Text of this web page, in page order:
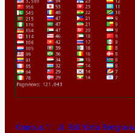
Kampus 1 : Jl. Bali Kota Bengkulu